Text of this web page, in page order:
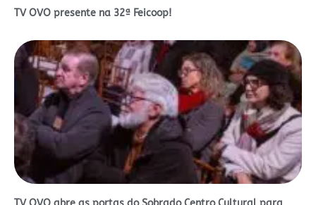
TV OVO presente na 32ª Feicoop!